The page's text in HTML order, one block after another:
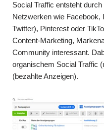
Social Traffic entsteht
Netzwerken wie Facebook,
Twitter), Pinterest oder
Content-Marketing,
Community interessant.
organischem Social Traffic
(bezahlte Anzeigen).